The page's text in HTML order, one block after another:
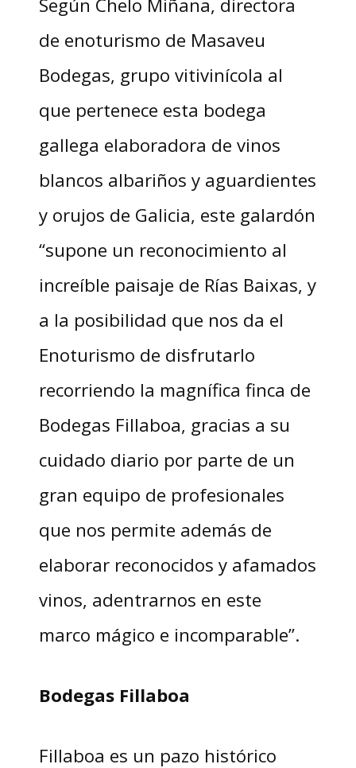
de enoturismo de Masaveu
Bodegas, grupo vitivinícola al
que pertenece esta bodega
gallega elaboradora de vinos
blancos albariños y aguardientes
y orujos de Galicia, este galardón
“supone un reconocimiento al
increíble paisaje de Rías Baixas, y
a la posibilidad que nos da el
Enoturismo de disfrutarlo
recorriendo la magnífica finca de
Bodegas Fillaboa, gracias a su
cuidado diario por parte de un
gran equipo de profesionales
que nos permite además de
elaborar reconocidos y afamados
vinos, adentrarnos en este
marco mágico e incomparable”.
Bodegas Fillaboa
Fillaboa es un pazo histórico